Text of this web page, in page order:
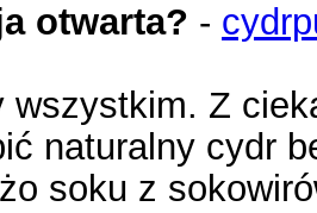
otwarta? -
wszystkim. Z
naturalny cydr
soku z